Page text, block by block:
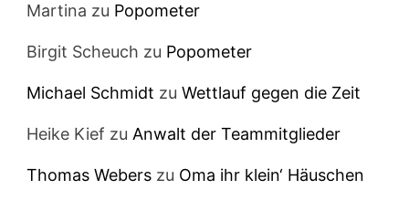
Martina zu Popometer
Birgit Scheuch zu Popometer
Michael Schmidt zuWettlauf gegen die Zeit
Heike Kief zuAnwalt der Teammitglieder
Thomas Webers zu Oma ihr klein‘ Häuschen